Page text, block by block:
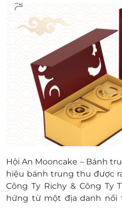
Hội An Mooncake – Bánh
hiệu bánh trung thu được
Công Ty Richy & Công Ty
hứng từ một địa danh nổi